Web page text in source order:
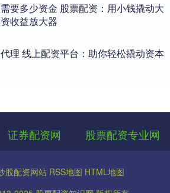
要多少资金 股票配资：用小钱撬动大
收益放大器
理 线上配资平台：助你轻松撬动资本
证券配资网 股票配资专业网
股配资网站 RSS地图 HTML地图